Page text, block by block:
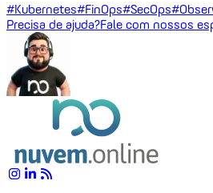
#Kubernetes#FinOps#SecOps
Precisa de ajuda?Fale com nossos